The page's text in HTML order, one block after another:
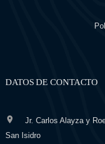
DATOS DE CONTACTO
Jr. Carlos Alayza y
San Isidro